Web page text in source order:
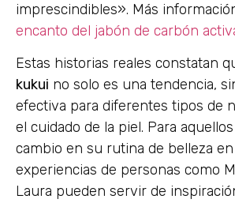
imprescindibles». Más
encanto del jabón de carbón
Estas historias reales constatan
kukui no solo es una tendencia,
efectiva para diferentes tipos de
el cuidado de la piel. Para
cambio en su rutina de belleza en
experiencias de personas como
Laura pueden servir de